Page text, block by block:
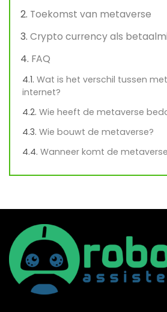
Toekomst van metaverse
Crypto currency als
FAQ
Wat is het verschil tussen
internet?
Wie heeft de metaverse
Wie bouwt de metaverse?
Wanneer komt de